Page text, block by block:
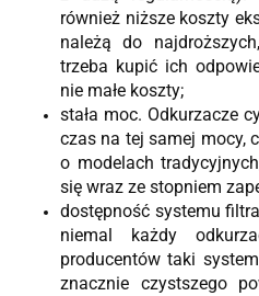
również niższe koszty
należą do
trzeba kupić ich
nie małe koszty;
stała moc. Odkurzacze
czas na tej samej mocy,
o modelach
się wraz ze stopniem
dostępność systemu
niemal każdy
producentów taki
znacznie czystszego